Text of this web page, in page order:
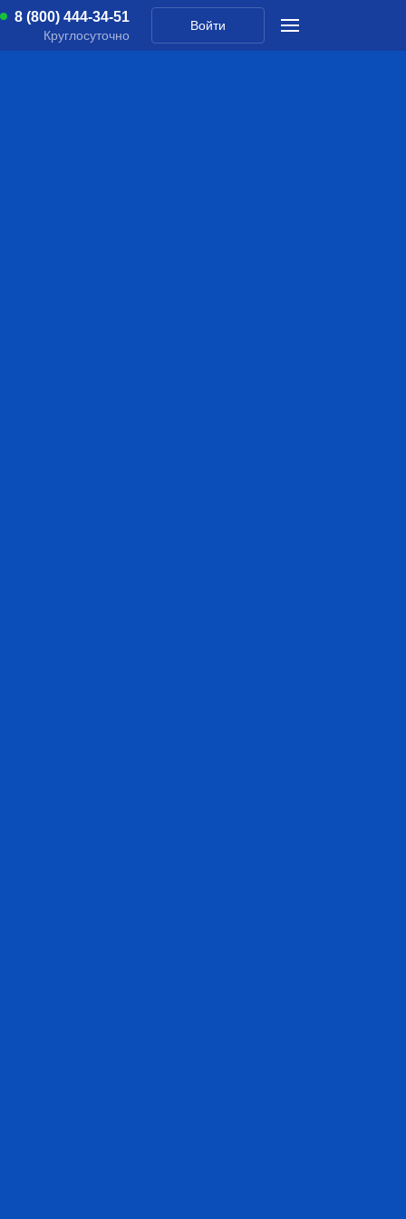
8 (800) 444-34-51
Круглосуточно
Войти